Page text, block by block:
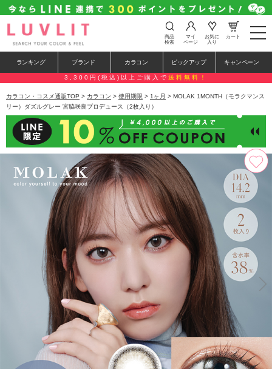
t
o
e
n
a
a
i
o
n
商品
検索
マイ
ページ
お気に
入り
カート
ランキング ブランド カラコン ピックアップ キャンペーン
3,300円(税込)以上ご購入で 送料無料！
カラコン・コスメ通販TOP > カラコン > 使用期限 > 1ヶ月 > MOLAK 1MONTH（モラクマンス
リー）ダズルグレー 宮脇咲良プロデュース（2枚入り）